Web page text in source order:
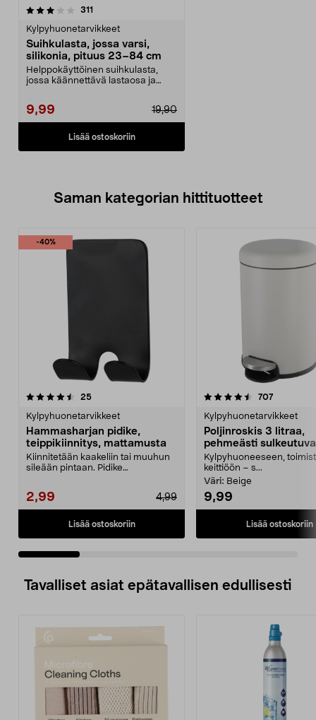
311
Kylpyhuonetarvikkeet
Suihkulasta, jossa varsi,
silikonia, pituus 23–84 cm
Helppokäyttöinen suihkulasta,
jossa käännettävä lastaosa ja
19,90
9,99
Lisää ostoskoriin
Saman kategorian hittituotteet
-40%
25arvostelut
Kylpyhuonetarvikkeet
Hammasharjan pidike,
teippikiinnitys, mattamusta
Kiinnitetään kaakeliin tai muuhun
sileään pintaan. Pidike
2,99 4,99
Lisää ostoskoriin
4.5 viidestä
707arvostelut
Kylpyhuonetarvikkeet
Poljinroskis 3 litraa,
pehmeästi
Kylpyhuoneeseen,
keittiöön – s...
Väri: Beige
9,99
Lisää ostoskoriin
3.5 viidestä
Tavalliset asiat epätavallisen edullisesti